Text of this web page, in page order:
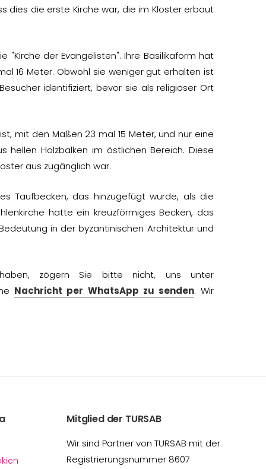
dies die erste Kirche war, die im Kloster erbaut
der Evangelisten". Ihre Basilikaform hat
16 Meter. Obwohl sie weniger gut erhalten ist
identifiziert, bevor sie als religiöser Ort
mit den Maßen 23 mal 15 Meter, und nur eine
hellen Holzbalken im östlichen Bereich. Diese
aus zugänglich war.
Taufbecken, das hinzugefügt wurde, als die
hatte ein kreuzförmiges Becken, das
in der byzantinischen Architektur und
zögern Sie bitte nicht, uns unter
Nachricht per WhatsApp zu senden. Wir
Mitglied der TURSAB
Wir sind Partner von TURSAB mit der
Registrierungsnummer 8607